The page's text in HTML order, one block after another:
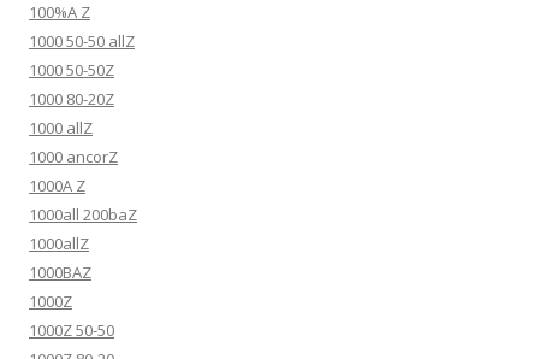
100%A Z
1000 50-50 allZ
1000 50-50Z
1000 80-20Z
1000 allZ
1000 ancorZ
1000A Z
1000all 200baZ
1000allZ
1000BAZ
1000Z
1000Z 50-50